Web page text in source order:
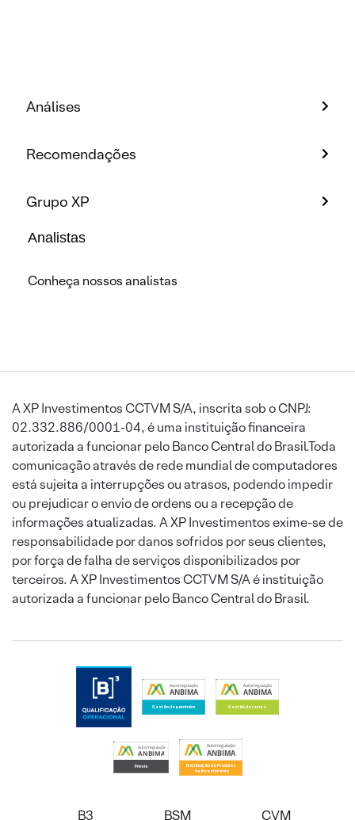
Análises
Recomendações
Grupo XP
Analistas
Conheça nossos analistas
A XP Investimentos CCTVM S/A, inscrita sob o CNPJ:
02.332.886/0001-04, é uma instituição financeira
autorizada a funcionar pelo Banco Central do Brasil.Toda
comunicação através de rede mundial de computadores
está sujeita a interrupções ou atrasos, podendo impedir
ou prejudicar o envio de ordens ou a recepção de
informações atualizadas. A XP Investimentos exime-se de
responsabilidade por danos sofridos por seus clientes,
por força de falha de serviços disponibilizados por
terceiros. A XP Investimentos CCTVM S/A é instituição
autorizada a funcionar pelo Banco Central do Brasil.
B3 BSM CVM